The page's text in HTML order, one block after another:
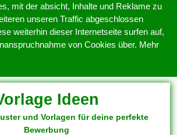
mit der absicht, Inhalte und Reklame zu
unseren Traffic abgeschlossen
weiterhin dieser Internetseite surfen auf,
von Cookies über. Mehr
Ideen
und Vorlagen für deine perfekte
Bewerbung